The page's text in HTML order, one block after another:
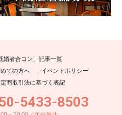
婚者合コン」記事一覧
ての方へ
イベントポリシー
商取引法に基づく表記
5433-8503